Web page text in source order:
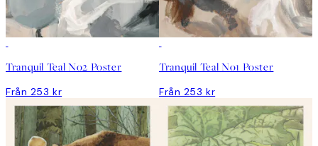
Tranquil Teal No2 Poster
Från 253 kr
Tranquil Teal No1 Poster
Från 253 kr